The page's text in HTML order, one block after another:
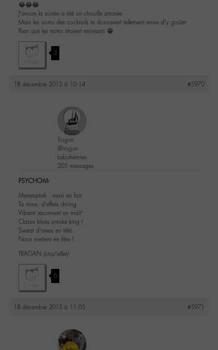
😂😂😂
J’avoue,la soirée a été un chouille arrosée
Mais les noms des cocktails te donnaient tellement envie d’y goûter
Rien que les noms étaient enivrants 😁
3
18 décembre 2015 à 10:14 #5970
Tragan
@tragan
Labohémien
205 messages
PSYCHO-M-
Meremptah , mais en fait
Ta mine, d’effets driiing
Vibrent résonnent en maît’
Classe blues smoke king !
Sweat d’rimes en tête
Nous mettent en fête !
TRAGAN (stup’effet)
6
18 décembre 2015 à 11:05 #5971